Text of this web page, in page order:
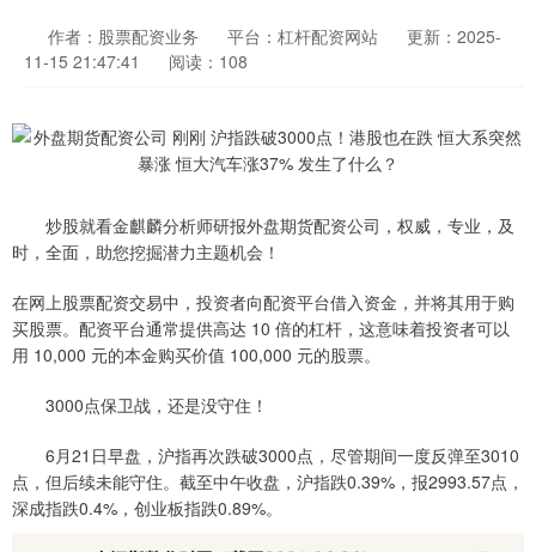
作者：股票配资业务 平台：杠杆配资网站
更新：2025-
11-15 21:47:41
阅读：108
炒股就看金麒麟分析师研报外盘期货配资公司，权威，专业，及
时，全面，助您挖掘潜力主题机会！
在网上股票配资交易中，投资者向配资平台借入资金，并将其用于购
买股票。配资平台通常提供高达 10 倍的杠杆，这意味着投资者可以
用 10,000 元的本金购买价值 100,000 元的股票。
3000点保卫战，还是没守住！
6月21日早盘，沪指再次跌破3000点，尽管期间一度反弹至3010
点，但后续未能守住。截至中午收盘，沪指跌0.39%，报2993.57点，
深成指跌0.4%，创业板指跌0.89%。